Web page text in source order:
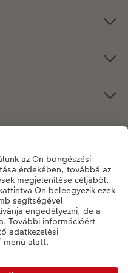
kapcsolatos kérdések esetén